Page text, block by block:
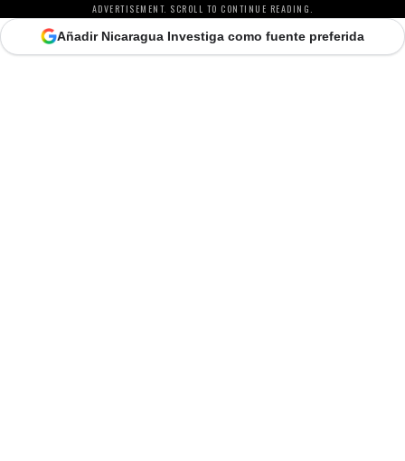
ADVERTISEMENT. SCROLL TO CONTINUE READING.
Añadir Nicaragua Investiga como fuente preferida